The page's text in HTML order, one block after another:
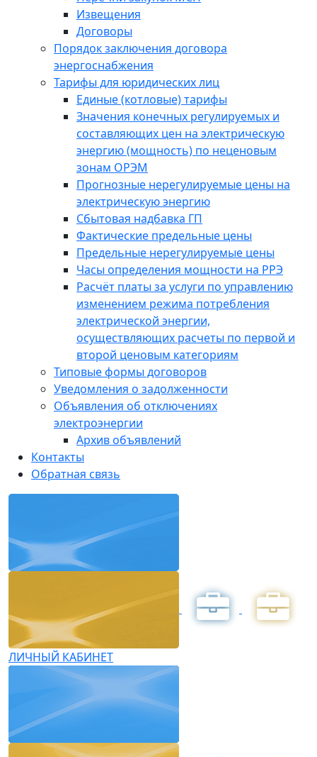
Извещения
Договоры
Порядок заключения договора
энергоснабжения
Тарифы для юридических лиц
Единые (котловые) тарифы
Значения конечных регулируемых и
составляющих цен на электрическую
энергию (мощность) по неценовым
зонам ОРЭМ
Прогнозные нерегулируемые цены на
электрическую энергию
Сбытовая надбавка ГП
Фактические предельные цены
Предельные нерегулируемые цены
Часы определения мощности на РРЭ
Расчёт платы за услуги по управлению
изменением режима потребления
электрической энергии,
осуществляющих расчеты по первой и
второй ценовым категориям
Типовые формы договоров
Уведомления о задолженности
Объявления об отключениях
электроэнергии
Архив объявлений
Контакты
Обратная связь
ЛИЧНЫЙ КАБИНЕТ